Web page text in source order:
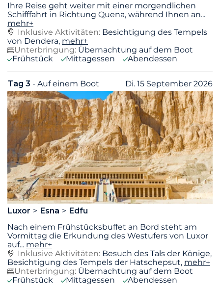
Ihre Reise geht weiter mit einer morgendlichen
Schifffahrt in Richtung Quena, während Ihnen an...
mehr+
Inklusive Aktivitäten: Besichtigung des Tempels
von Dendera, mehr+
Unterbringung: Übernachtung auf dem Boot
Frühstück
Mittagessen Abendessen
Tag 3 - Auf einem Boot Di. 15 September 2026
Luxor Esna
Edfu
Nach einem Frühstücksbuffet an Bord steht am
Vormittag die Erkundung des Westufers von Luxor
auf... mehr+
Inklusive Aktivitäten: Besuch des Tals der Könige,
Besichtigung des Tempels der Hatschepsut, mehr+
Unterbringung: Übernachtung auf dem Boot
Frühstück
Mittagessen Abendessen